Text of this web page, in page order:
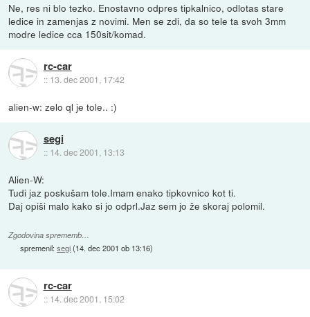
Ne, res ni blo tezko. Enostavno odpres tipkalnico, odlotas stare
ledice in zamenjas z novimi. Men se zdi, da so tele ta svoh 3mm
modre ledice cca 150sit/komad.
rc-car
:: 13. dec 2001, 17:42
alien-w: zelo ql je tole.. :)
segi
:: 14. dec 2001, 13:13
Alien-W:
Tudi jaz poskušam tole.Imam enako tipkovnico kot ti.
Daj opiši malo kako si jo odprl.Jaz sem jo že skoraj polomil.
Zgodovina sprememb…
spremenil:segi(14. dec 2001 ob 13:16)
rc-car
:: 14. dec 2001, 15:02